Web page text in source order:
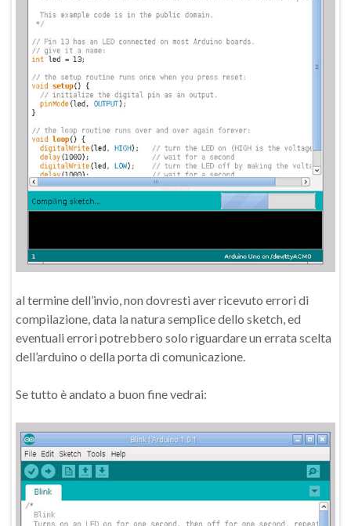
al termine dell’invio, non dovresti aver ricevuto errori di
compilazione, data la natura semplice dello sketch, ed
eventuali errori potrebbero solo riguardare un errata scelta
dell’arduino o della porta di comunicazione.
Se tutto è andato a buon fine vedrai: